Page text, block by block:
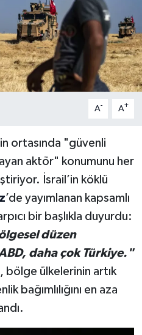
A- A+
ortasında "güvenli
aktör" konumunu her
İsrail’in köklü
’de yayımlanan kapsamlı
bir başlıkla duyurdu:
düzen
daha çok Türkiye."
bölge ülkelerinin artık
bağımlılığını en aza